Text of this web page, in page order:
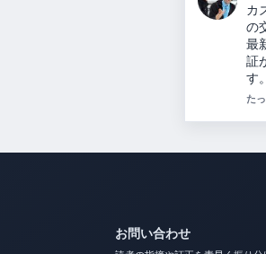
内
と
す
で
3 分
読者の指摘や訂正を素早く振り